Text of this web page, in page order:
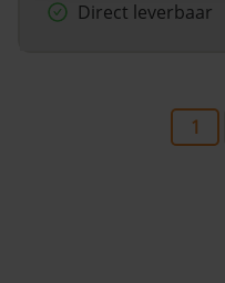
Direct leverbaar
1